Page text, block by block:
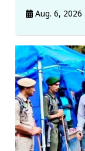
Aug. 6, 2026